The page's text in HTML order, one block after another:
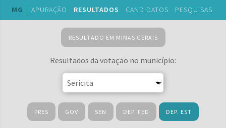
MG APURAÇÃO RESULTADOS CANDIDATOS PESQUISAS
RESULTADO EM MINAS GERAIS
Resultados da votação no município:
PRES GOV SEN DEP. FED DEP. EST